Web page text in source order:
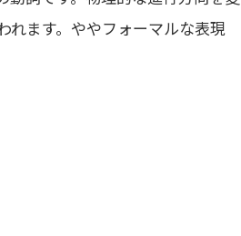
れます。ややフォーマルな表現